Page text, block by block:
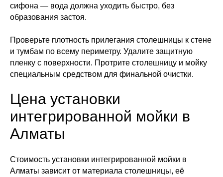
сифона — вода должна уходить быстро, без
образования застоя.
Проверьте плотность прилегания столешницы к стене
и тумбам по всему периметру. Удалите защитную
пленку с поверхности. Протрите столешницу и мойку
специальным средством для финальной очистки.
Цена установки
интегрированной мойки в
Алматы
Стоимость установки интегрированной мойки в
Алматы зависит от материала столешницы, её